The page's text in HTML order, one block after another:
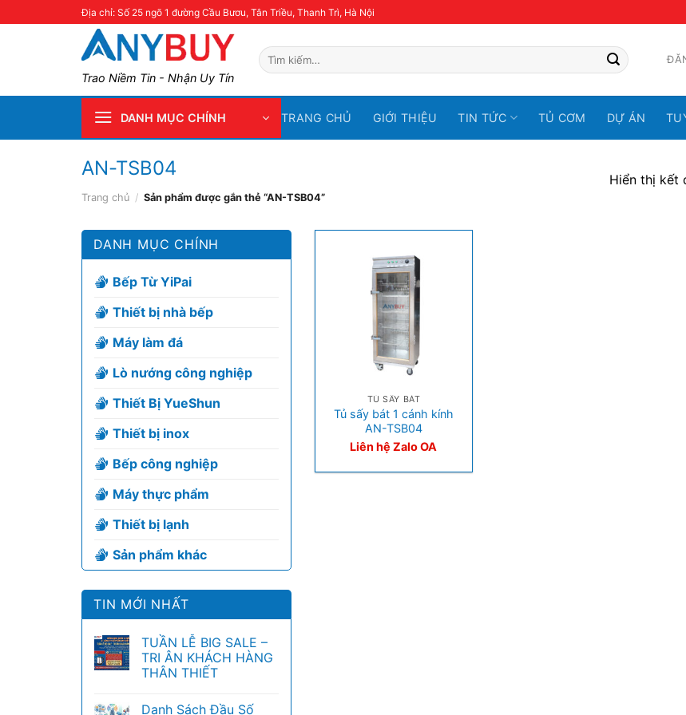
Địa chỉ: Số 25 ngõ 1 đường Cầu Bươu, Tân Triều, Thanh Trì, Hà Nội
Trao Niềm Tin - Nhận Uy Tín
Tìm
kiếm:
DANH MỤC CHÍNH TRANG CHỦ GIỚI THIỆU TIN TỨC TỦ CƠM DỰ ÁN
AN-TSB04
Trang chủ / Sản phẩm được gắn thẻ “AN-TSB04”
Hiển thị kết
DANH MỤC CHÍNH
Bếp Từ YiPai
Thiết bị nhà bếp
Máy làm đá
Lò nướng công nghiệp
Thiết Bị YueShun
Thiết bị inox
Bếp công nghiệp
Máy thực phẩm
Thiết bị lạnh
Sản phẩm khác
TIN MỚI NHẤT
TUẦN LỄ BIG SALE –
TRI ÂN KHÁCH HÀNG
THÂN THIẾT
Danh Sách Đầu Số
TỦ SẤY BÁT
Tủ sấy bát 1 cánh kính
AN-TSB04
Liên hệ Zalo OA